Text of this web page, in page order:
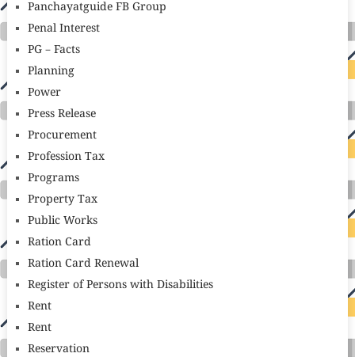
Panchayatguide FB Group
Penal Interest
PG – Facts
Planning
Power
Press Release
Procurement
Profession Tax
Programs
Property Tax
Public Works
Ration Card
Ration Card Renewal
Register of Persons with Disabilities
Rent
Rent
Reservation